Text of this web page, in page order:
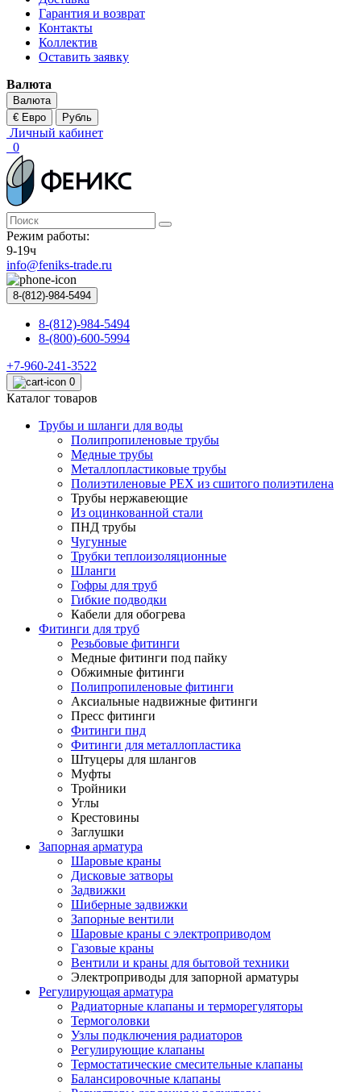
Гарантия и возврат
Контакты
Коллектив
Оставить заявку
Валюта
Валюта
€ Евро
Рубль
Личный кабинет
0
Режим работы:
9-19ч
info@feniks-trade.ru
8-(812)-984-5494
8-(812)-984-5494
8-(800)-600-5994
+7-960-241-3522
0
Каталог товаров
Трубы и шланги для воды
Полипропиленовые трубы
Медные трубы
Металлопластиковые трубы
Полиэтиленовые PEX из сшитого полиэтилена
Трубы нержавеющие
Из оцинкованной стали
ПНД трубы
Чугунные
Трубки теплоизоляционные
Шланги
Гофры для труб
Гибкие подводки
Кабели для обогрева
Фитинги для труб
Резьбовые фитинги
Медные фитинги под пайку
Обжимные фитинги
Полипропиленовые фитинги
Аксиальные надвижные фитинги
Пресс фитинги
Фитинги пнд
Фитинги для металлопластика
Штуцеры для шлангов
Муфты
Тройники
Углы
Крестовины
Заглушки
Запорная арматура
Шаровые краны
Дисковые затворы
Задвижки
Шиберные задвижки
Запорные вентили
Шаровые краны с электроприводом
Газовые краны
Вентили и краны для бытовой техники
Электроприводы для запорной арматуры
Регулирующая арматура
Радиаторные клапаны и терморегуляторы
Термоголовки
Узлы подключения радиаторов
Регулирующие клапаны
Термостатические смесительные клапаны
Балансировочные клапаны